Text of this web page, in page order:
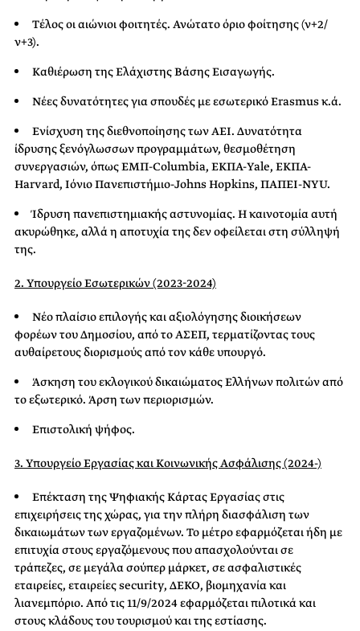
Τέλος οι αιώνιοι φοιτητές. Ανώτατο όριο φοίτησης (ν+2/
ν+3).
Καθιέρωση της Ελάχιστης Βάσης Εισαγωγής.
Νέες δυνατότητες για σπουδές με εσωτερικό Erasmus κ.ά.
Ενίσχυση της διεθνοποίησης των ΑΕΙ. Δυνατότητα
ίδρυσης ξενόγλωσσων προγραμμάτων, θεσμοθέτηση
συνεργασιών, όπως ΕΜΠ-Columbia, ΕΚΠΑ-Yale, ΕΚΠΑ-
Harvard, Ιόνιο Πανεπιστήμιο-Johns Hopkins, ΠΑΠΕΙ-NYU.
Ίδρυση πανεπιστημιακής αστυνομίας. Η καινοτομία αυτή
ακυρώθηκε, αλλά η αποτυχία της δεν οφείλεται στη σύλληψή
της.
2. Υπουργείο Εσωτερικών (2023-2024)
Νέο πλαίσιο επιλογής και αξιολόγησης διοικήσεων
φορέων του Δημοσίου, από το ΑΣΕΠ, τερματίζοντας τους
αυθαίρετους διορισμούς από τον κάθε υπουργό.
Άσκηση του εκλογικού δικαιώματος Ελλήνων πολιτών από
το εξωτερικό. Άρση των περιορισμών.
Επιστολική ψήφος.
3. Υπουργείο Εργασίας και Κοινωνικής Ασφάλισης (2024-)
Επέκταση της Ψηφιακής Κάρτας Εργασίας στις
επιχειρήσεις της χώρας, για την πλήρη διασφάλιση των
δικαιωμάτων των εργαζομένων. Το μέτρο εφαρμόζεται ήδη με
επιτυχία στους εργαζόμενους που απασχολούνται σε
τράπεζες, σε μεγάλα σούπερ μάρκετ, σε ασφαλιστικές
εταιρείες, εταιρείες security, ΔΕΚΟ, βιομηχανία και
λιανεμπόριο. Από τις 11/9/2024 εφαρμόζεται πιλοτικά και
στους κλάδους του τουρισμού και της εστίασης.